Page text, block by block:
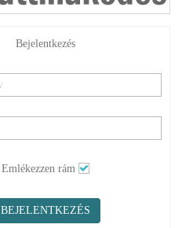
Bejelentkezés
Emlékezzen rám
BEJELENTKEZÉS